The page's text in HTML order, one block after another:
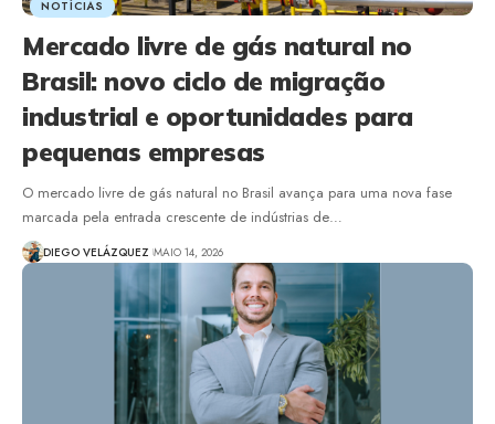
NOTÍCIAS
Mercado livre de gás natural no
Brasil: novo ciclo de migração
industrial e oportunidades para
pequenas empresas
O mercado livre de gás natural no Brasil avança para uma nova fase
marcada pela entrada crescente de indústrias de…
DIEGO VELÁZQUEZ MAIO 14, 2026